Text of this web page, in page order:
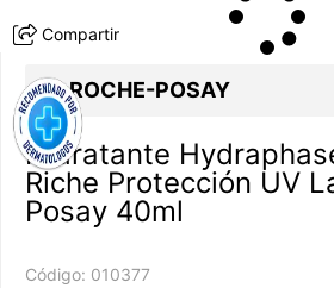
Compartir
LA ROCHE-POSAY
Hidratante
Riche Protección UV
Posay 40ml
Código: 010377